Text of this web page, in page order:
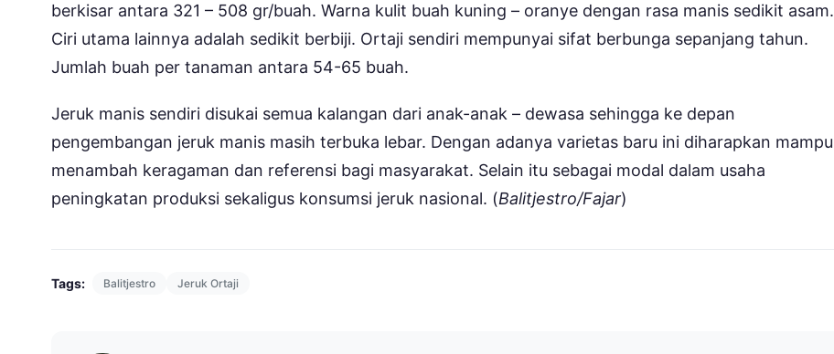
berkisar antara 321 – 508 gr/buah. Warna kulit buah kuning – oranye dengan rasa manis sedikit asam.
Ciri utama lainnya adalah sedikit berbiji. Ortaji sendiri mempunyai sifat berbunga sepanjang tahun.
Jumlah buah per tanaman antara 54-65 buah.
Jeruk manis sendiri disukai semua kalangan dari anak-anak – dewasa sehingga ke depan
pengembangan jeruk manis masih terbuka lebar. Dengan adanya varietas baru ini diharapkan mampu
menambah keragaman dan referensi bagi masyarakat. Selain itu sebagai modal dalam usaha
peningkatan produksi sekaligus konsumsi jeruk nasional. (Balitjestro/Fajar)
Tags: Balitjestro Jeruk Ortaji